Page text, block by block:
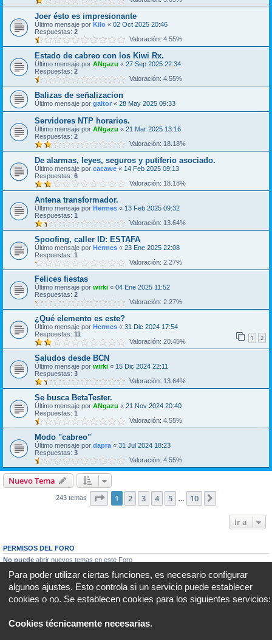
Joer ésto es impresionante
Último mensaje por Kilo « 02 Oct 2025 20:46
Respuestas: 2
Valoración: 4.55%
Estado de cabreo con los Kiwi Rx.
Último mensaje por ANgazu « 27 Sep 2025 22:34
Respuestas: 2
Valoración: 4.55%
Balizas de señalizacion
Último mensaje por galtor « 28 May 2025 09:33
Servidores NTP horarios.
Último mensaje por ANgazu « 21 Mar 2025 13:16
Respuestas: 2
Valoración: 18.18%
De alarmas, leyes, seguros y putiferio asociado.
Último mensaje por cacawe « 14 Feb 2025 09:13
Respuestas: 6
Valoración: 18.18%
Antena transformador.
Último mensaje por Hermes « 13 Feb 2025 09:32
Respuestas: 1
Valoración: 13.64%
Spoofing, caller ID: ESTAFA
Último mensaje por Hermes « 23 Ene 2025 22:08
Respuestas: 1
Valoración: 2.27%
Felices fiestas
Último mensaje por wirki « 04 Ene 2025 11:52
Respuestas: 2
Valoración: 2.27%
¿Qué elemento es este?
Último mensaje por Hermes « 31 Dic 2024 17:54
Respuestas: 11 1 2
Valoración: 20.45%
Saludos desde BCN
Último mensaje por wirki « 15 Dic 2024 22:11
Respuestas: 3
Valoración: 13.64%
Se busca BetaTester.
Último mensaje por ANgazu « 21 Nov 2024 20:40
Respuestas: 1
Valoración: 4.55%
Modo "cabreo"
Último mensaje por dapra « 31 Jul 2024 18:23
Respuestas: 3
Valoración: 4.55%
Nuevo Tema
243 temas Página de 10
1 2 3 4 5 10
Ir a
PERMISOS DEL FORO
No puede abrir nuevos temas en este Foro
No puedeeditar sus mensajes en este Foro
No puedeborrar sus mensajes en este Foro
No puede
enviar adjuntos en este Foro
Para poder utilizar ciertas funciones, es necesario configurar
algunos ajustes. Esto controla si un servicio puede establecer
cookies o no. Se establecen cookies para los siguientes servicios:
Cookies técnicamente necesarias.